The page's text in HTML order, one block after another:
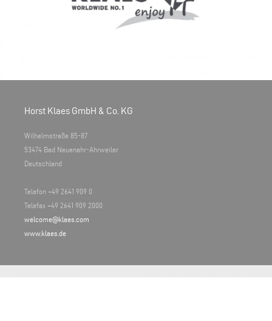
Horst Klaes GmbH & Co. KG
Wilhelmstraße 85-87
53474 Bad Neuenahr-Ahrweiler
Deutschland
Telefon +49 2641 909 0
Telefax +49 2641 909 2000
welcome@klaes.com
www.klaes.de